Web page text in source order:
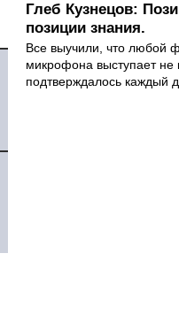
Глеб Кузнецов:
позиции знания.
Все выучили, что любой
микрофона выступает не
подтверждалось каждый